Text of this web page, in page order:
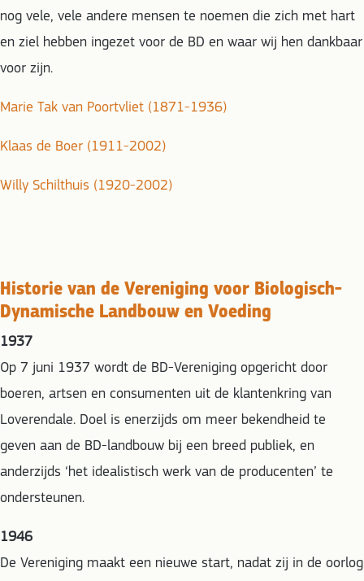
nog vele, vele andere mensen te noemen die zich met hart
en ziel hebben ingezet voor de BD en waar wij hen dankbaar
voor zijn.
Marie Tak van Poortvliet (1871-1936)
Klaas de Boer (1911-2002)
Willy Schilthuis (1920-2002)
Historie van de Vereniging voor Biologisch-
Dynamische Landbouw en Voeding
1937
Op 7 juni 1937 wordt de BD-Vereniging opgericht door
boeren, artsen en consumenten uit de klantenkring van
Loverendale. Doel is enerzijds om meer bekendheid te
geven aan de BD-landbouw bij een breed publiek, en
anderzijds ‘het idealistisch werk van de producenten’ te
ondersteunen.
1946
De Vereniging maakt een nieuwe start, nadat zij in de oorlog